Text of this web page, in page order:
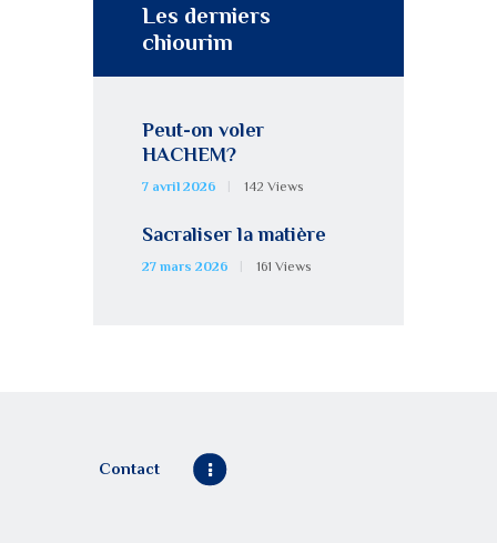
Les derniers
chiourim
Peut-on voler
HACHEM?
7 avril 2026 142 Views
Sacraliser la matière
27 mars 2026 161 Views
Contact